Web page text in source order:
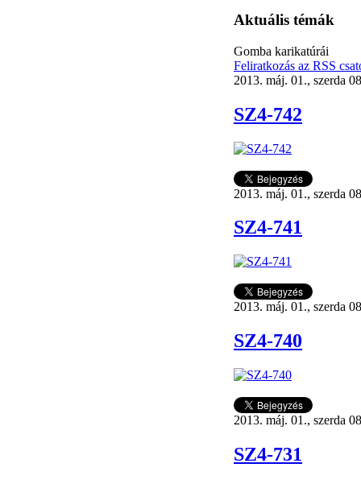
Aktuális témák
Gomba karikatúrái
Feliratkozás az RSS
2013. máj. 01., szerda
SZ4-742
2013. máj. 01., szerda
SZ4-741
2013. máj. 01., szerda
SZ4-740
2013. máj. 01., szerda
SZ4-731